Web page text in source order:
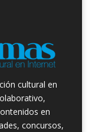
cultural en
en
concursos,